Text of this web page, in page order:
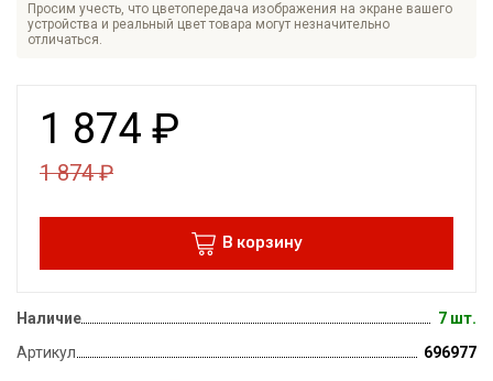
Просим учесть, что цветопередача изображения на экране вашего
устройства и реальный цвет товара могут незначительно
отличаться.
1 874 ₽
1 874₽
В корзину
Наличие
7 шт.
Артикул
696977